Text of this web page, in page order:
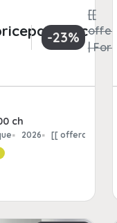
[[
|
-23%
ch
2026
[[